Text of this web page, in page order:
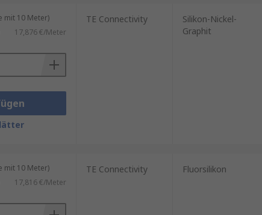
mit 10 Meter)
17,876 €/Meter
TE Connectivity
Silikon-Nickel-
Graphit
mit 10 Meter)
17,816 €/Meter
TE Connectivity Fluorsilikon